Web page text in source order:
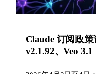
Claude 订阅政
v2.1.92、Veo